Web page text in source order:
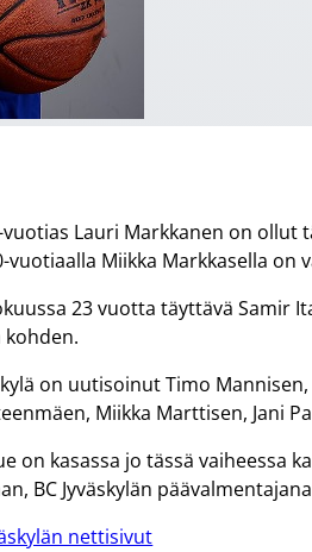
Lauri Markkanen on ollut
vuotiaalla Miikka Markkasella
23 vuotta täyttävä Samir
on uutisoinut Timo
Miikka Marttisen, Jani
on kasassa jo tässä vaiheessa
BC Jyväskylän
nettisivut